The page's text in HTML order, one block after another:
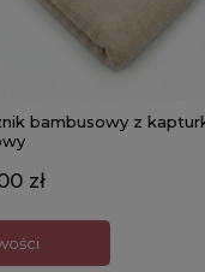
bambusowy z
zł